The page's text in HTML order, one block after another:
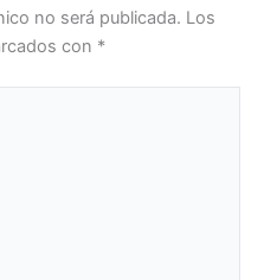
no será publicada. Los
con *